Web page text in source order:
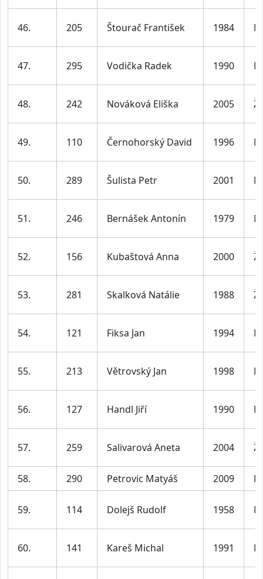
46. 205 Štourač František 1984 M
47. 295 Vodička Radek 1990 M
48. 242 Nováková Eliška 2005 Ž
49. 110 Černohorský David 1996 M
50. 289 Šulista Petr 2001 M
51. 246 Bernášek Antonín 1979 M
52. 156 Kubaštová Anna 2000 Ž
53. 281 Skalková Natálie 1988 Ž
54. 121 Fiksa Jan 1994 M
55. 213 Větrovský Jan 1998 M
56. 127 Handl Jiří 1990 M
57. 259 Salivarová Aneta 2004 Ž
58. 290 Petrovic Matyáš 2009 M
59. 114 Dolejš Rudolf 1958 M
60. 141 Kareš Michal 1991 M